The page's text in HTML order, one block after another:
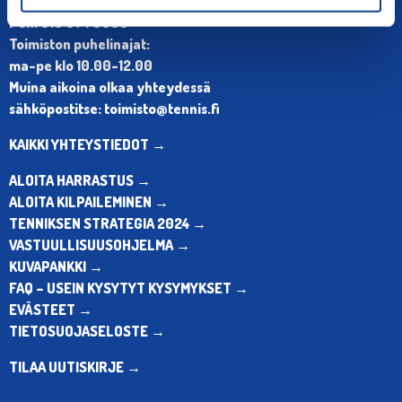
Puh. 010 574 3959
Toimiston puhelinajat:
ma-pe klo 10.00-12.00
Muina aikoina olkaa yhteydessä
sähköpostitse: toimisto@tennis.fi
KAIKKI YHTEYSTIEDOT →
ALOITA HARRASTUS →
ALOITA KILPAILEMINEN →
TENNIKSEN STRATEGIA 2024 →
VASTUULLISUUSOHJELMA →
KUVAPANKKI →
FAQ – USEIN KYSYTYT KYSYMYKSET →
EVÄSTEET →
TIETOSUOJASELOSTE →
TILAA UUTISKIRJE →